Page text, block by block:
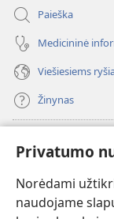
Privatumo
Norėdami
naudojame
Paieška
Medicininė
Viešiesiems
Žinynas
(atsiveria
naujas
langas)Sargybos
(atsiveria
naujas
®